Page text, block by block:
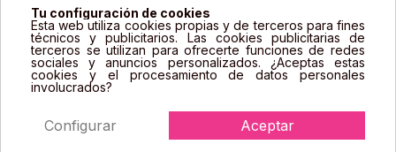
Todos los precios estás expresados en Euros e
incluyen el IVA. | Todas las marcas, logotipos y fotos de
productos son propiedad legal de sus propietarios y
sólo se muestran a título informativo.
Tu configuración de cookies
Esta web utiliza cookies propias y de terceros para fines
técnicos y publicitarios. Las cookies publicitarias de
terceros se utilizan para ofrecerte funciones de redes
sociales y anuncios personalizados. ¿Aceptas estas
cookies y el procesamiento de datos personales
involucrados?
Aceptar
Configurar